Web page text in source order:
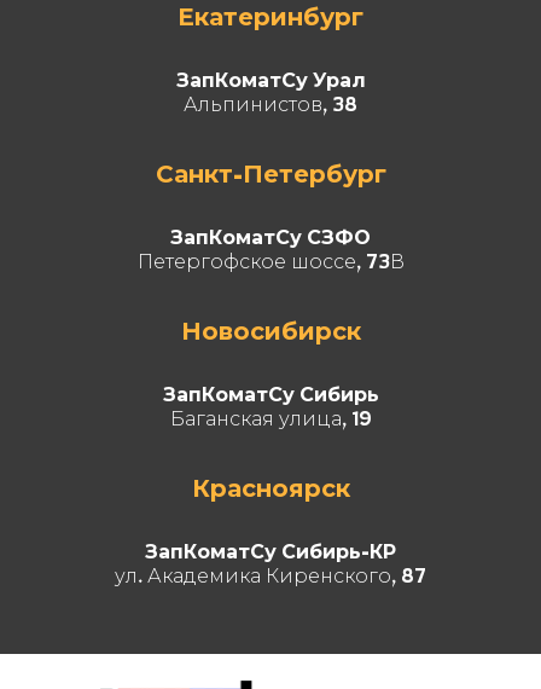
Екатеринбург
ЗапКоматСу Урал
Альпинистов, 38
Санкт-Петербург
ЗапКоматСу СЗФО
Петергофское шоссе, 73В
Новосибирск
ЗапКоматСу Сибирь
Баганская улица, 19
Красноярск
ЗапКоматСу Сибирь-КР
ул. Академика Киренского, 87